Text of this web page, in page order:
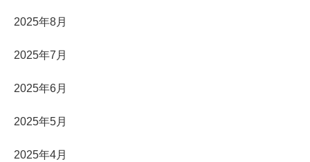
2025年8月
2025年7月
2025年6月
2025年5月
2025年4月